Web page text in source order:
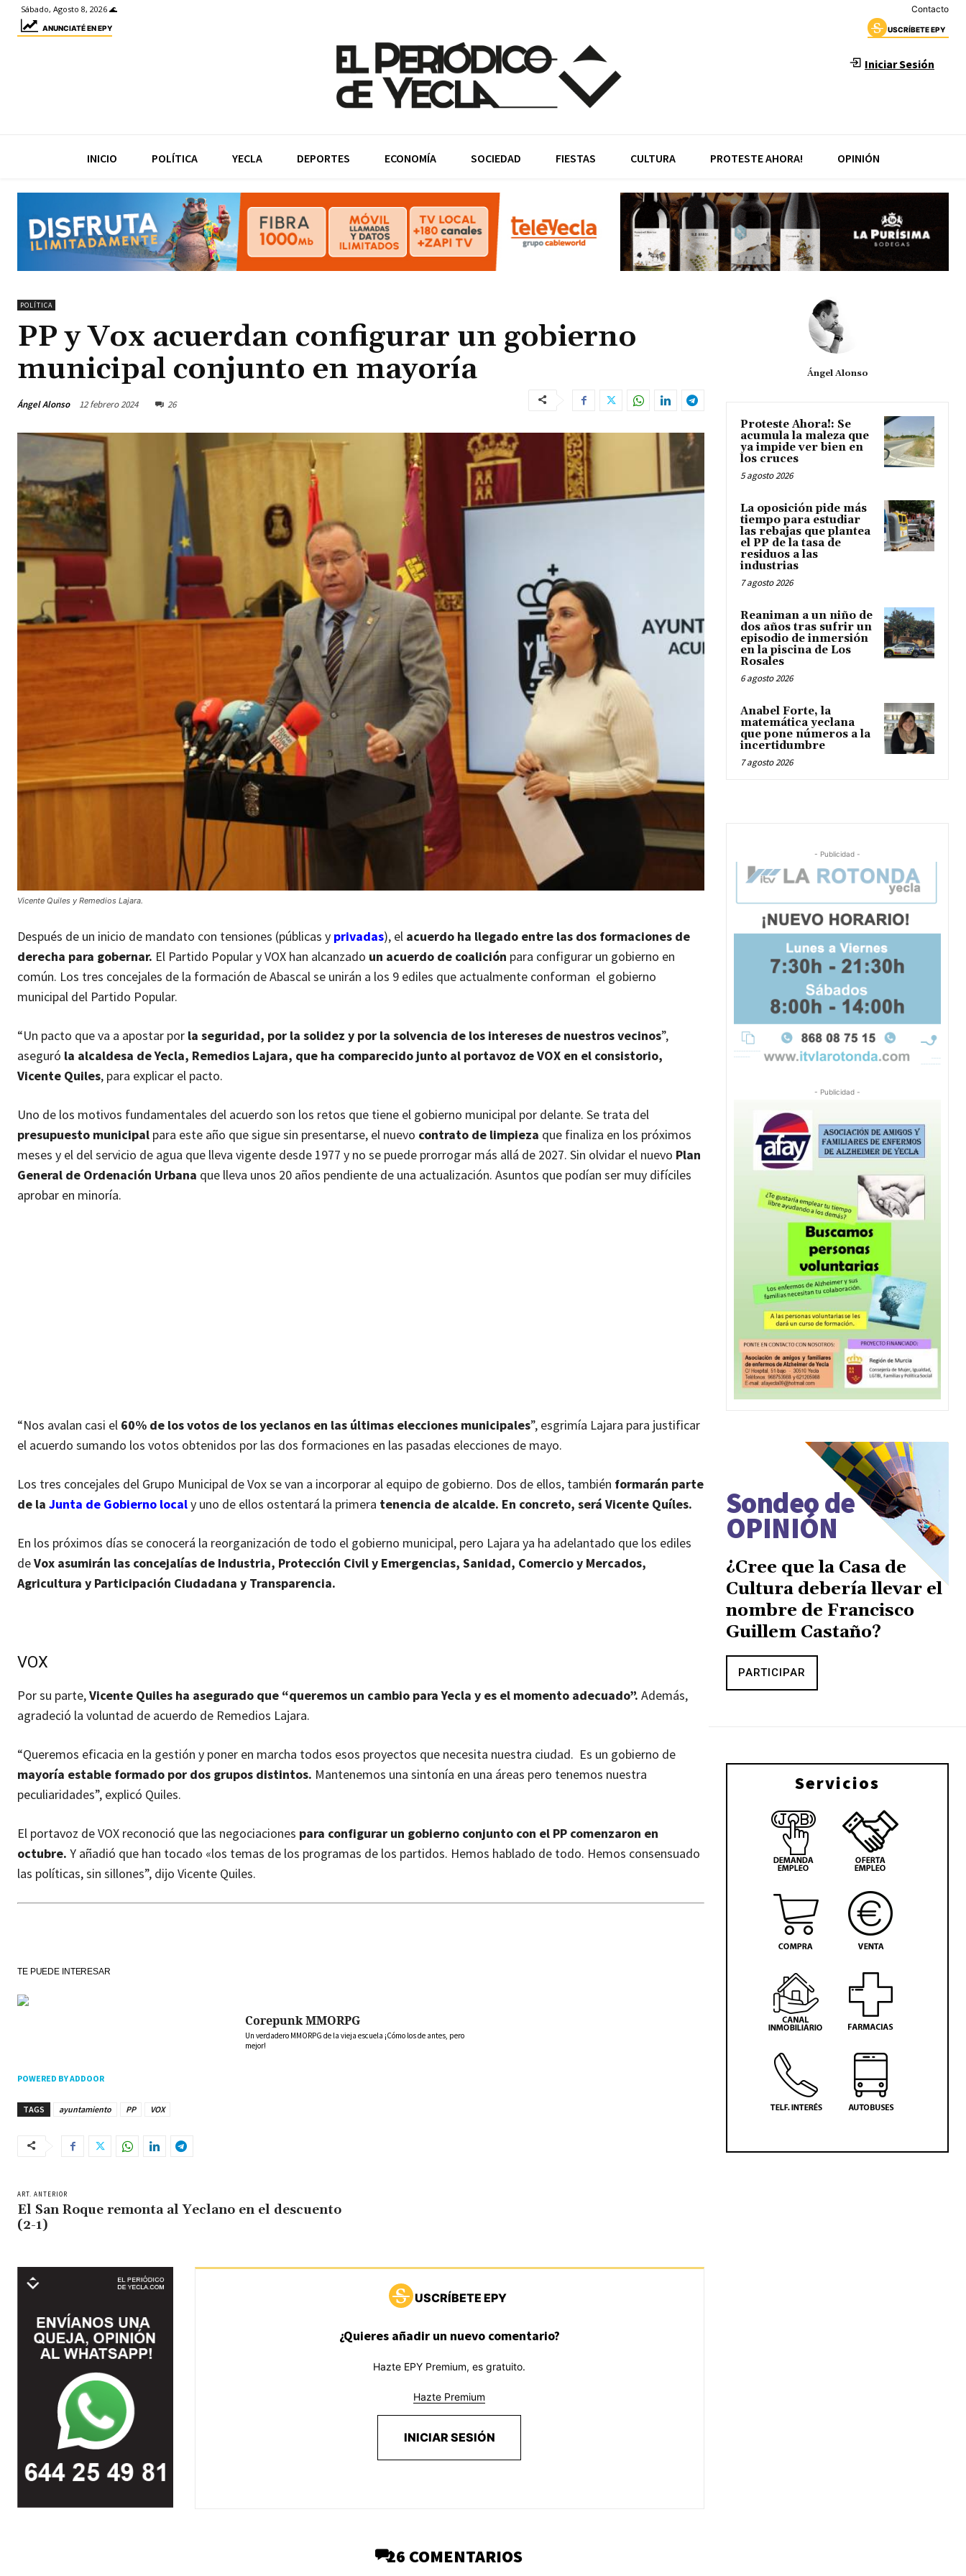
Sábado, Agosto 8, 2026 🌊 Contacto
ANUNCIATÉ EN EPY USCRÍBETE EPY
Iniciar Sesión
INICIO POLÍTICA YECLA DEPORTES ECONOMÍA SOCIEDAD FIESTAS CULTURA PROTESTE AHORA! OPINIÓN
POLÍTICA
PP y Vox acuerdan configurar un gobierno
municipal conjunto en mayoría
Ángel Alonso 12 febrero 2024 26
Vicente Quiles y Remedios Lajara.
Después de un inicio de mandato con tensiones (públicas y privadas), el acuerdo ha llegado entre las dos formaciones de
derecha para gobernar. El Partido Popular y VOX han alcanzado un acuerdo de coalición para configurar un gobierno en
común. Los tres concejales de la formación de Abascal se unirán a los 9 ediles que actualmente conforman el gobierno
municipal del Partido Popular.
“Un pacto que va a apostar por la seguridad, por la solidez y por la solvencia de los intereses de nuestros vecinos”,
aseguró la alcaldesa de Yecla, Remedios Lajara, que ha comparecido junto al portavoz de VOX en el consistorio,
Vicente Quiles, para explicar el pacto.
Uno de los motivos fundamentales del acuerdo son los retos que tiene el gobierno municipal por delante. Se trata del
presupuesto municipal para este año que sigue sin presentarse, el nuevo contrato de limpieza que finaliza en los próximos
meses y el del servicio de agua que lleva vigente desde 1977 y no se puede prorrogar más allá de 2027. Sin olvidar el nuevo Plan
General de Ordenación Urbana que lleva unos 20 años pendiente de una actualización. Asuntos que podían ser muy difíciles
aprobar en minoría.
“Nos avalan casi el 60% de los votos de los yeclanos en las últimas elecciones municipales”, esgrimía Lajara para justificar
el acuerdo sumando los votos obtenidos por las dos formaciones en las pasadas elecciones de mayo.
Los tres concejales del Grupo Municipal de Vox se van a incorporar al equipo de gobierno. Dos de ellos, también formarán parte
de la Junta de Gobierno localy uno de ellos ostentará la primera tenencia de alcalde. En concreto, será Vicente Quíles.
En los próximos días se conocerá la reorganización de todo el gobierno municipal, pero Lajara ya ha adelantado que los ediles
deVox asumirán las concejalías de Industria, Protección Civil y Emergencias, Sanidad, Comercio y Mercados,
Agricultura y Participación Ciudadana y Transparencia.
VOX
Por su parte,Vicente Quiles ha asegurado que “queremos un cambio para Yecla y es el momento adecuado”. Además,
agradeció la voluntad de acuerdo de Remedios Lajara.
“Queremos eficacia en la gestión y poner en marcha todos esos proyectos que necesita nuestra ciudad. Es un gobierno de
mayoría estable formado por dos grupos distintos. Mantenemos una sintonía en una áreas pero tenemos nuestra
peculiaridades”, explicó Quiles.
El portavoz de VOX reconoció que las negociaciones para configurar un gobierno conjunto con el PP comenzaron en
octubre. Y añadió que han tocado «los temas de los programas de los partidos. Hemos hablado de todo. Hemos consensuado
las políticas, sin sillones”, dijo Vicente Quiles.
TE PUEDE INTERESAR
Corepunk MMORPG
Un verdadero MMORPG de la vieja escuela ¡Cómo los de antes, pero
mejor!
POWERED BY ADDOOR
TAGS ayuntamiento PP VOX
ART. ANTERIOR
El San Roque remonta al Yeclano en el descuento
(2-1)
USCRÍBETE EPY
¿Quieres añadir un nuevo comentario?
Hazte EPY Premium, es gratuito.
Hazte Premium
INICIAR SESIÓN
26 COMENTARIOS
Ángel Alonso
Proteste Ahora!: Se
acumula la maleza que
ya impide ver bien en
los cruces
5 agosto 2026
La oposición pide más
tiempo para estudiar
las rebajas que plantea
el PP de la tasa de
residuos a las
industrias
7 agosto 2026
Reaniman a un niño de
dos años tras sufrir un
episodio de inmersión
en la piscina de Los
Rosales
6 agosto 2026
Anabel Forte, la
matemática yeclana
que pone números a la
incertidumbre
7 agosto 2026
- Publicidad -
- Publicidad -
Sondeo de
OPINIÓN
¿Cree que la Casa de
Cultura debería llevar el
nombre de Francisco
Guillem Castaño?
PARTICIPAR
Servicios